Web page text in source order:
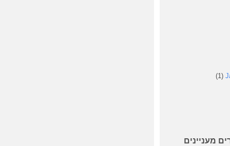
(1)
מעניינים